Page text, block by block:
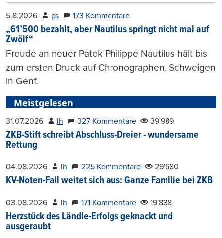
5.8.2026 ps 173 Kommentare
„61’500 bezahlt, aber Nautilus springt nicht mal auf
Zwölf“
Freude an neuer Patek Philippe Nautilus hält bis
zum ersten Druck auf Chronographen. Schweigen
in Genf.
Meistgelesen
31.07.2026 lh 327 Kommentare 39'989
ZKB-Stift schreibt Abschluss-Dreier - wundersame
Rettung
04.08.2026 lh 225 Kommentare 29'680
KV-Noten-Fall weitet sich aus: Ganze Familie bei ZKB
03.08.2026 lh 171 Kommentare 19'838
Herzstück des Ländle-Erfolgs geknackt und
ausgeraubt